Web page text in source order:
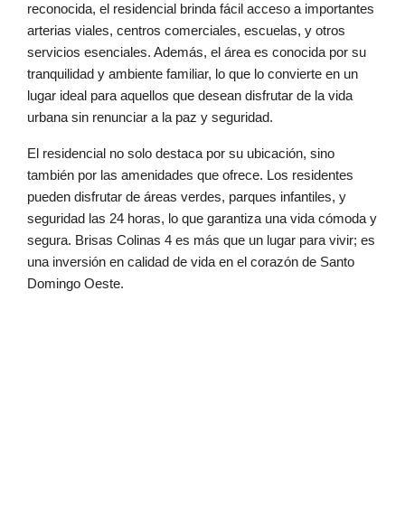
reconocida, el residencial brinda fácil acceso a importantes
arterias viales, centros comerciales, escuelas, y otros
servicios esenciales. Además, el área es conocida por su
tranquilidad y ambiente familiar, lo que lo convierte en un
lugar ideal para aquellos que desean disfrutar de la vida
urbana sin renunciar a la paz y seguridad.
El residencial no solo destaca por su ubicación, sino
también por las amenidades que ofrece. Los residentes
pueden disfrutar de áreas verdes, parques infantiles, y
seguridad las 24 horas, lo que garantiza una vida cómoda y
segura. Brisas Colinas 4 es más que un lugar para vivir; es
una inversión en calidad de vida en el corazón de Santo
Domingo Oeste.